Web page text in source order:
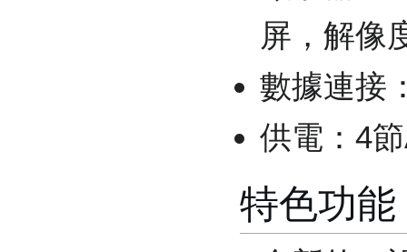
屏，解像
數據連接
供電：4
特色功能